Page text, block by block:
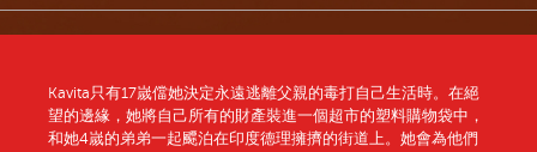
Kavita只有17嵗儅她決定永遠逃離父親的毒打自己生活時。在絕
望的邊緣，她將自己所有的財產裝進一個超市的塑料購物袋中，
和她4嵗的弟弟一起飃泊在印度德理擁擠的街道上。她會為他們